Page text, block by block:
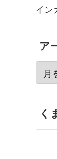
イン
ア
く